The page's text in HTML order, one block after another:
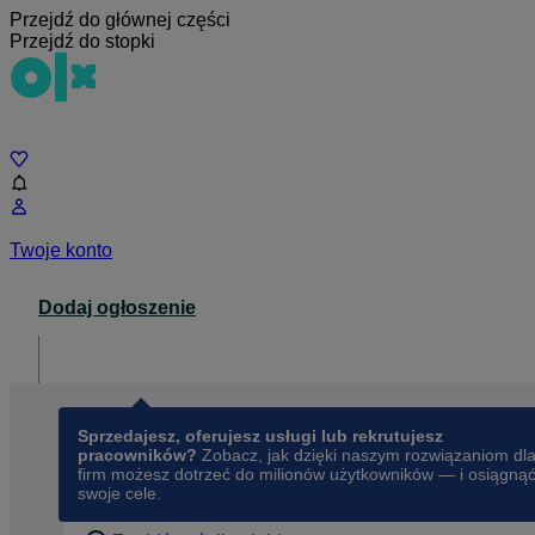
Przejdź do głównej części
Przejdź do stopki
Twoje konto
Dodaj ogłoszenie
Sprzedajesz, oferujesz usługi lub rekrutujesz
pracowników? Zobacz, jak dzięki naszym rozwiązaniom dla
firm możesz dotrzeć do milionów użytkowników — i osiągnąć
swoje cele.